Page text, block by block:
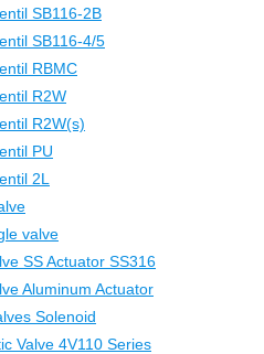
SB116-2B
SB116-4/5
RBMC
R2W
R2W(s)
PU
2L
valve
SS Actuator SS316
Aluminum Actuator
Solenoid
Valve 4V110 Series